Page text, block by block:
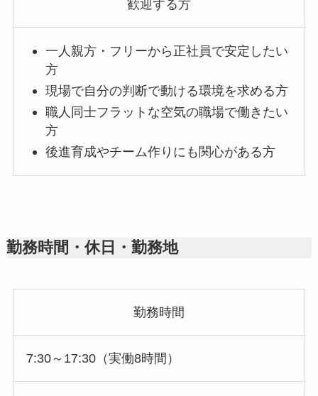
歓迎する方
一人親方・フリーから正社員で安定したい
方
現場で自分の判断で動ける環境を求める方
職人同士フラットな空気の職場で働きたい
方
後進育成やチーム作りにも関心がある方
勤務時間・休日・勤務地
勤務時間
7:30～17:30（実働8時間）